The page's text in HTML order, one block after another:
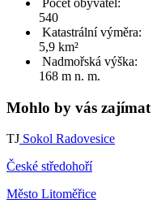
540
Katastrální výměra:
5,9 km²
Nadmořská výška:
168 m n. m.
Mohlo by vás zajímat
TJ Sokol Radovesice
České středohoří
Město Litoměřice